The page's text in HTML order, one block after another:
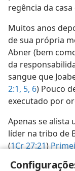
regência da
Muitos anos
de sua própria
Abner (bem
da
sangue que
2:1, 5, 6) Pouco
executado por
Apenas se alista
líder na tribo de
(1Cr 27:21)